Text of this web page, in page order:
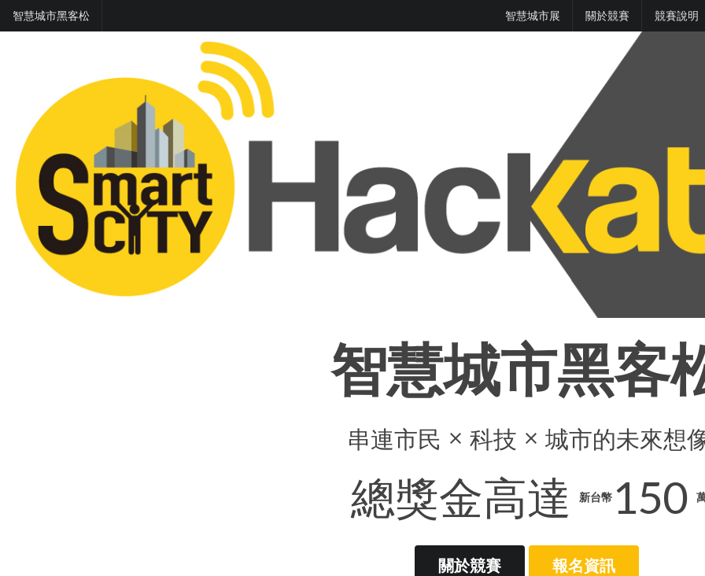
智慧城市黑客松 智慧城市展 關於競賽 競賽說明
智慧城市黑客
串連市民 clear 科技 clear 城市的未來想
總獎金高達 新台幣 150
關於競賽 報名資訊